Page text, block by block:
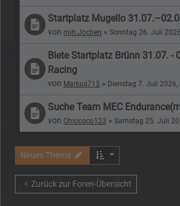
Startplatz Mugello
von mjh.Jochen » Sonntag 26. Juli
Biete Startplatz Brünn 31.07.
Racing
von Markus713 » Dienstag 7. Juli 2026,
Suche Team MEC
von Ohiococo123 » Samstag 25. Juli
Neues Thema
Zurück zur Foren-Übersicht